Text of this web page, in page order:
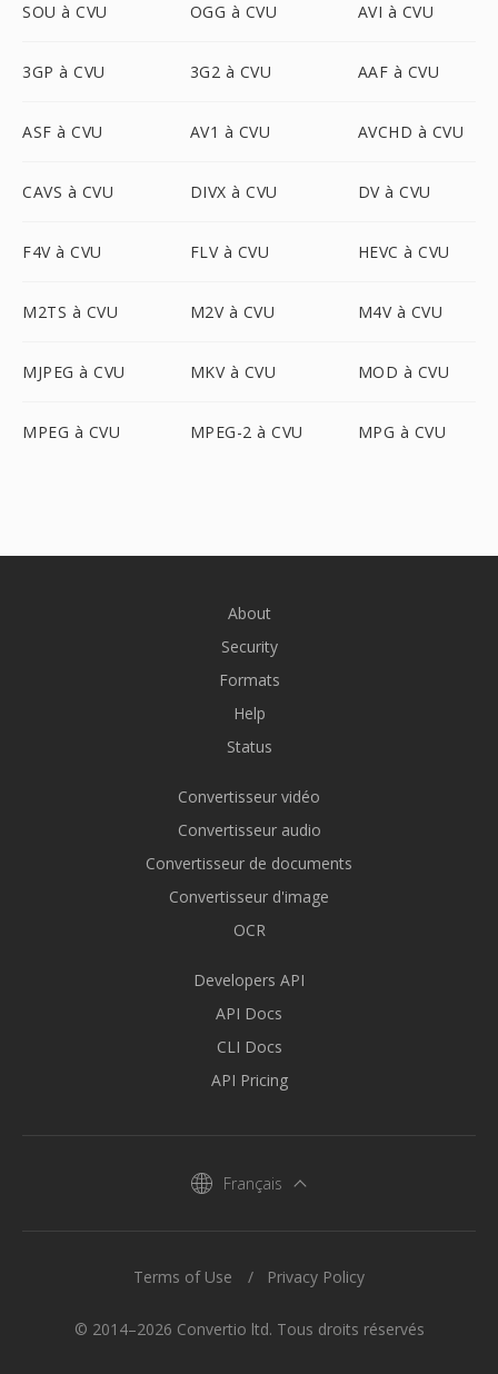
SOU à CVU OGG à CVU AVI à CVU
3GP à CVU 3G2 à CVU AAF à CVU
ASF à CVU AV1 à CVU AVCHD à CVU
CAVS à CVU DIVX à CVU DV à CVU
F4V à CVU FLV à CVU HEVC à CVU
M2TS à CVU M2V à CVU M4V à CVU
MJPEG à CVU MKV à CVU MOD à CVU
MPEG à CVU MPEG-2 à CVU MPG à CVU
About
Security
Formats
Help
Status
Convertisseur vidéo
Convertisseur audio
Convertisseur de documents
Convertisseur d'image
OCR
Developers API
API Docs
CLI Docs
API Pricing
Français
© 2014–2026 Convertio ltd. Tous droits réservés
Terms of Use Privacy Policy